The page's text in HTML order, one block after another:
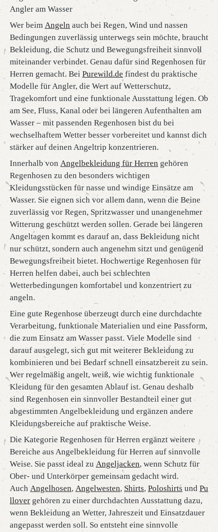
Angler am Wasser
Wer beim Angeln auch bei Regen, Wind und nassen
Bedingungen zuverlässig unterwegs sein möchte, braucht
Bekleidung, die Schutz und Bewegungsfreiheit sinnvoll
miteinander verbindet. Genau dafür sind Regenhosen für
Herren gemacht. Bei Purewild.de findest du praktische
Modelle für Angler, die Wert auf Wetterschutz,
Tragekomfort und eine funktionale Ausstattung legen. Ob
am See, Fluss, Kanal oder bei längeren Aufenthalten am
Wasser – mit passenden Regenhosen bist du bei
wechselhaftem Wetter besser vorbereitet und kannst dich
stärker auf deinen Angeltrip konzentrieren.
Innerhalb von Angelbekleidung für Herren gehören
Regenhosen zu den besonders wichtigen
Kleidungsstücken für nasse und windige Einsätze am
Wasser. Sie eignen sich vor allem dann, wenn die Beine
zuverlässig vor Regen, Spritzwasser und unangenehmer
Witterung geschützt werden sollen. Gerade bei längeren
Angeltagen kommt es darauf an, dass Bekleidung nicht
nur schützt, sondern auch angenehm sitzt und genügend
Bewegungsfreiheit bietet. Hochwertige Regenhosen für
Herren helfen dabei, auch bei schlechten
Wetterbedingungen komfortabel und konzentriert zu
angeln.
Eine gute Regenhose überzeugt durch eine durchdachte
Verarbeitung, funktionale Materialien und eine Passform,
die zum Einsatz am Wasser passt. Viele Modelle sind
darauf ausgelegt, sich gut mit weiterer Bekleidung zu
kombinieren und bei Bedarf schnell einsatzbereit zu sein.
Wer regelmäßig angelt, weiß, wie wichtig funktionale
Kleidung für den gesamten Ablauf ist. Genau deshalb
sind Regenhosen ein sinnvoller Bestandteil einer gut
abgestimmten Angelbekleidung und ergänzen andere
Kleidungsbereiche auf praktische Weise.
Die Kategorie Regenhosen für Herren ergänzt weitere
Bereiche aus Angelbekleidung für Herren auf sinnvolle
Weise. Sie passt ideal zu Angeljacken, wenn Schutz für
Ober- und Unterkörper gemeinsam gedacht wird.
Auch Angelhosen, Angelwesten, Shirts, Poloshirts und Pu
llover gehören zu einer durchdachten Ausstattung dazu,
wenn Bekleidung an Wetter, Jahreszeit und Einsatzdauer
angepasst werden soll. So entsteht eine sinnvolle